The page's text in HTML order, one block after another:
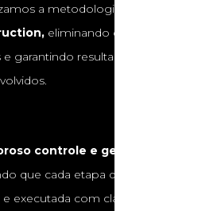
a metodologia de gestão de
eliminando desperdícios,
garantindo resultados com maior
controle e gestão de
que cada etapa da obra seja
executada com clareza e